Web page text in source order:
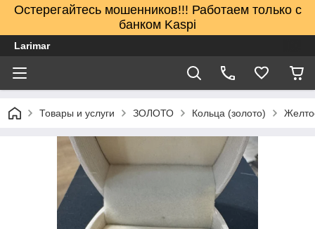
Остерегайтесь мошенников!!! Работаем только с
банком Kaspi
Larimar
Товары и услуги ЗОЛОТО Кольца (золото)